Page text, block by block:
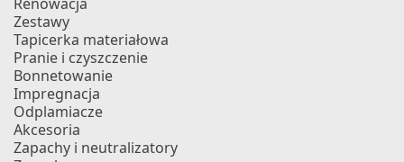
Zestawy
Tapicerka materiałowa
Pranie i czyszczenie
Bonnetowanie
Impregnacja
Odplamiacze
Akcesoria
Zapachy i neutralizatory